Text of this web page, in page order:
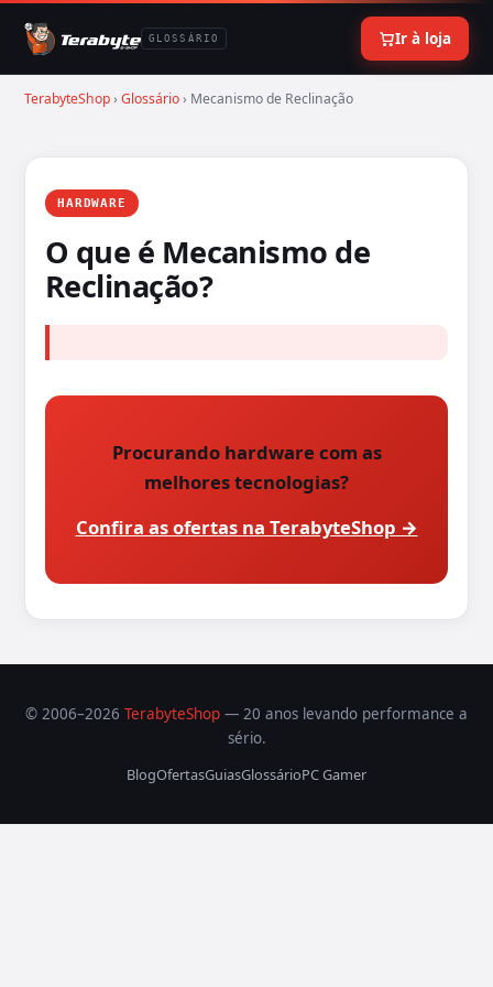
GLOSSÁRIO Ir à loja
TerabyteShop› Glossário› Mecanismo de Reclinação
HARDWARE
O que é Mecanismo de
Reclinação?
Procurando hardware com as
melhores tecnologias?
Confira as ofertas na TerabyteShop →
© 2006–2026 TerabyteShop — 20 anos levando performance a
sério.
BlogOfertasGuiasGlossárioPC Gamer